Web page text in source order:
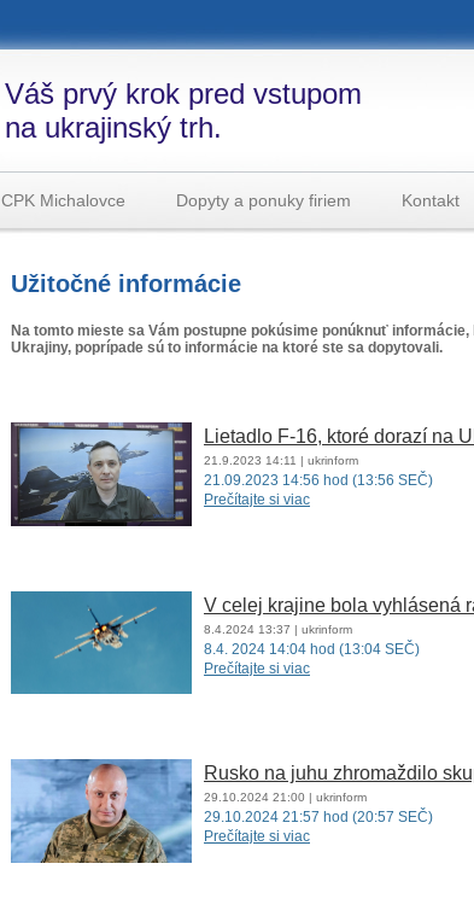
Váš prvý krok pred vstupom
na ukrajinský trh.
CPK Michalovce Dopyty a ponuky firiem Kontakt
Užitočné informácie
Na tomto mieste sa Vám postupne pokúsime ponúknuť
Ukrajiny, poprípade sú to informácie na ktoré ste sa dopytovali.
Lietadlo F-16, ktoré dorazí na
21.9.2023 14:11 | ukrinform
21.09.2023 14:56 hod (13:56 SEČ)
Prečítajte si viac
V celej krajine bola vyhlásená
8.4.2024 13:37 | ukrinform
8.4. 2024 14:04 hod (13:04 SEČ)
Prečítajte si viac
Rusko na juhu zhromaždilo
29.10.2024 21:00 | ukrinform
29.10.2024 21:57 hod (20:57 SEČ)
Prečítajte si viac